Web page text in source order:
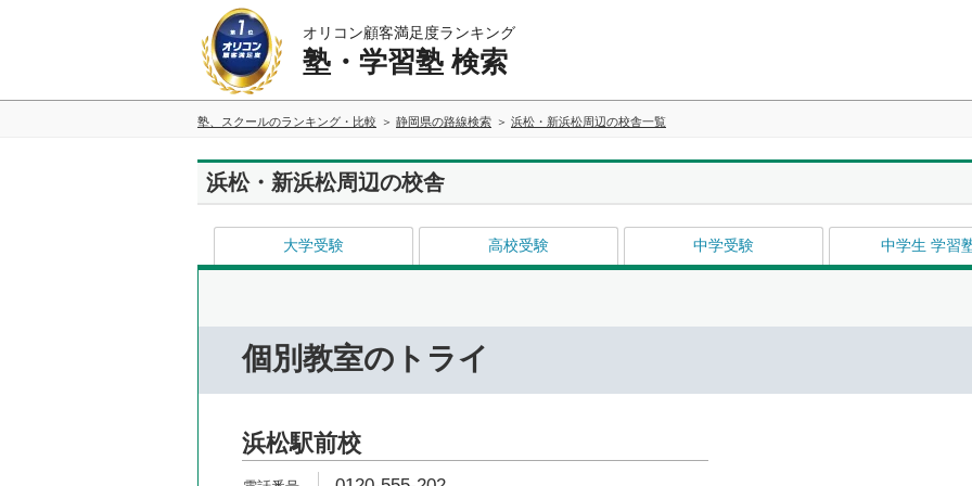
オリコン顧客満足度ランキング
塾・学習塾 検索
塾、スクールのランキング・比較 静岡県の路線検索 浜松・新浜松周辺の校舎一覧
浜松・新浜松周辺の校舎
大学受験 高校受験 中学受験 中学生 学習
個別教室のトライ
浜松駅前校